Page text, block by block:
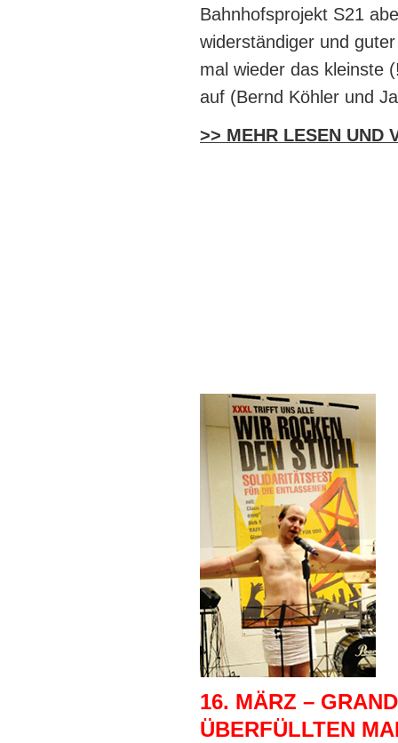
Bahnhofsprojekt S21
widerständiger und
mal wieder das kleinste
auf (Bernd Köhler und
>> MEHR LESEN UND
16. MÄRZ –
ÜBERFÜLLTEN